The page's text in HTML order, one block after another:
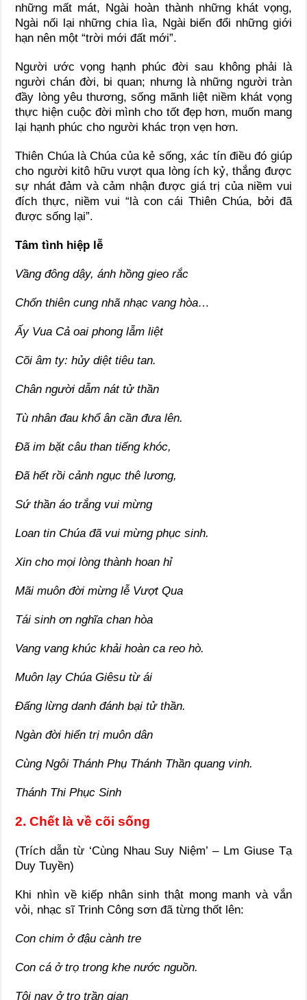
những mất mát, Ngài hoàn thành những khát vọng,
Ngài nối lại những chia lìa, Ngài biến đổi những giới
hạn nên một “trời mới đất mới”.
Người ước vọng hạnh phúc đời sau không phải là
người chán đời, bi quan; nhưng là những người tràn
đầy lòng yêu thương, sống mãnh liệt niềm khát vọng
thực hiện cuộc đời mình cho tốt đẹp hơn, muốn mang
lại hạnh phúc cho người khác trọn vẹn hơn.
Thiên Chúa là Chúa của kẻ sống, xác tín điều đó giúp
cho người kitô hữu vượt qua lòng ích kỷ, thắng được
sự nhát đảm và cảm nhận được giá trị của niềm vui
đích thực, niềm vui “là con cái Thiên Chúa, bởi đã
được sống lại”.
Tâm tình hiệp lễ
Vầng đông dậy, ánh hồng gieo rắc
Chốn thiên cung nhã nhạc vang hòa…
Ấy Vua Cả oai phong lẫm liệt
Cõi âm ty: hủy diệt tiêu tan.
Chân người dẫm nát tử thần
Tù nhân đau khổ ân cần đưa lên.
Đã im bặt câu than tiếng khóc,
Đã hết rồi cảnh ngục thê lương,
Sứ thần áo trắng vui mừng
Loan tin Chúa đã vui mừng phục sinh.
Xin cho mọi lòng thành hoan hỉ
Mãi muôn đời mừng lễ Vượt Qua
Tái sinh ơn nghĩa chan hòa
Vang vang khúc khải hoàn ca reo hò.
Muôn lạy Chúa Giêsu từ ái
Đấng lừng danh đánh bại tử thần.
Ngàn đời hiển trị muôn dân
Cùng Ngôi Thánh Phụ Thánh Thần quang vinh.
Thánh Thi Phục Sinh
2. Chết là về cõi sống
(Trích dẫn từ ‘Cùng Nhau Suy Niệm’ – Lm Giuse Tạ
Duy Tuyền)
Khi nhìn về kiếp nhân sinh thật mong manh và vắn
vỏi, nhạc sĩ Trinh Công sơn đã từng thốt lên:
Con chim ở đậu cành tre
Con cá ở trọ trong khe nước nguồn.
Tôi nay ở trọ trần gian